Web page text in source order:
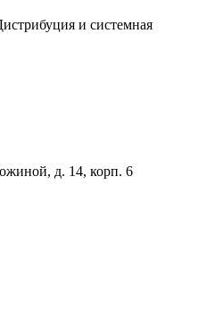
и системная
д. 14, корп. 6